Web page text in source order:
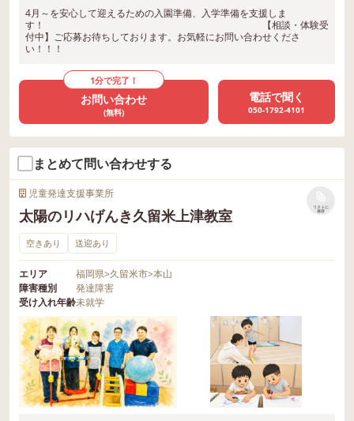
4月～を安心して迎えるための入園準備、入学準備を支援しま
す！ 【相談・体験受
付中】ご応募お待ちしております。お気軽にお問い合わせくださ
い！！！
1分で完了！
お問い合わせ
(無料)
電話で聞く
050-1792-4101
まとめて問い合わせする
児童発達支援事業所
太陽のリハげんき久留米上津教室
リストに
保存
空きあり 送迎あり
エリア 福岡県>久留米市>本山
障害種別
発達障害
受け入れ年齢未就学